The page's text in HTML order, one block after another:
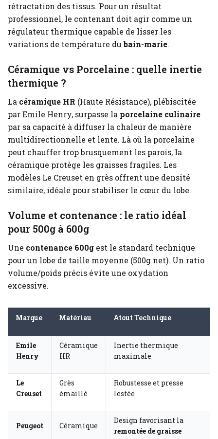
rétractation des tissus. Pour un résultat
professionnel, le contenant doit agir comme un
régulateur thermique capable de lisser les
variations de température dubain-marie.
Céramique vs Porcelaine : quelle inertie
thermique ?
La céramique HR (Haute Résistance), plébiscitée
par Emile Henry, surpasse la porcelaine culinaire
par sa capacité à diffuser la chaleur de manière
multidirectionnelle et lente. Là où la porcelaine
peut chauffer trop brusquement les parois, la
céramique protège les graisses fragiles. Les
modèles Le Creuset en grès offrent une densité
similaire, idéale pour stabiliser le cœur du lobe.
Volume et contenance : le ratio idéal
pour 500g à 600g
Une contenance 600g est le standard technique
pour un lobe de taille moyenne (500g net). Un ratio
volume/poids précis évite une oxydation
excessive.
Marque Matériau Atout Technique
Emile
Henry
Céramique
HR
Inertie thermique
maximale
Le
Creuset
Grès
émaillé
Robustesse et presse
lestée
Peugeot Céramique
Design favorisant la
remontée de graisse